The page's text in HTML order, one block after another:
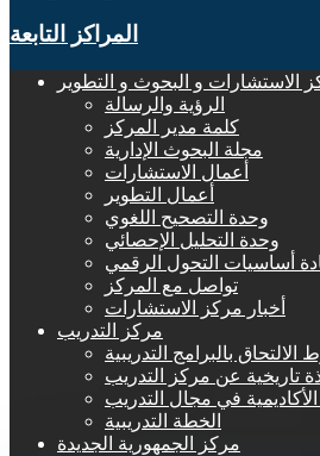
المراكز التابعة
الاستشارات و البحوث و التطوير
الرؤية والرسالة
كلمة مدير المركز
مجلة البحوث الإدارية
أعمال الاستشارات
أعمال التطوير
وحدة التصحيح اللغوي
وحدة التحليل الإحصائي
أساسيات التحول الرقمي
تواصل مع المركز
أخبار مركز الاستشارات
مركز التدريب
بالبرامج التدريبية
تاريخية عن مركز التدريب
في مجال التدريب
الخطة التدريبية
مركز الجمهورية الجديدة